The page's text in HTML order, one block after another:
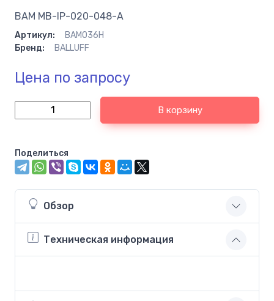
BAM MB-IP-020-048-A
Артикул:
BAM036H
Бренд:
BALLUFF
Цена по запросу
В корзину
Поделиться
Обзор
Техническая информация